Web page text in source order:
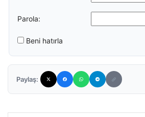
Parola:
Beni hatırla
Paylaş: